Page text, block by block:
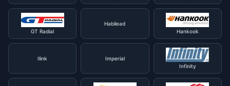
GT Radial
Habilead
Hankook
Ilink
Imperial
Infinity